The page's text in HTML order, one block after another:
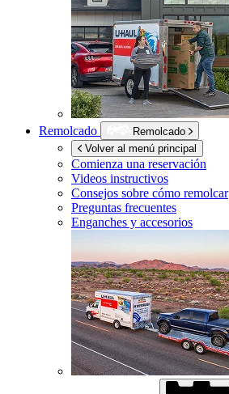
Remolcado
Remolcado
Volver al menú principal
Comienza una reservación
Videos instructivos
Consejos sobre cómo remolcar
Preguntas frecuentes
Enganches y accesorios